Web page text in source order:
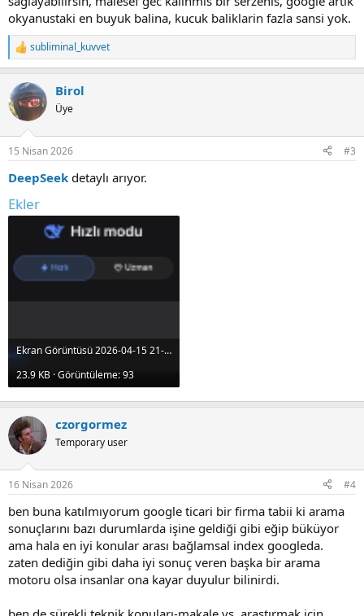
okyanustaki en buyuk balina, kucuk baliklarin fazla sansi yok.
R
e
c
t
i
s
subliminal_kuvvet
Birol
Üye
15 Nisan 2026 #3
DeepSeek detaylı arıyor.
Ekler
Ekran Görüntüsü 2026-04-15 21-54-12.png
23.9 KB · Görüntüleme: 93
czorgormez
Temporary user
16 Nisan 2026 #4
ben buna katılmıyorum google ticari bir firma tabii ki arama
sonuçlarını bazı durumlarda işine geldiği gibi eğip büküyor
ama hala en iyi konular arası bağlamsal index googleda.
zaten dediğin gibi daha iyi sonuç veren başka bir arama
motoru olsa insanlar ona kayar duyulur bilinirdi.